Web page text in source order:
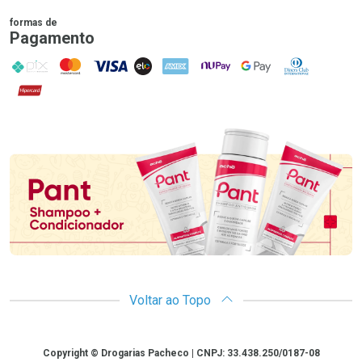
formas de
Pagamento
PIX MasterCard
VISA ELO AMEX NuPay Google PayDiners Club
Hipercard
Voltar ao Topo
CopyrightCopyright © Drogarias Pacheco | CNPJ: 33.438.250/0187-08